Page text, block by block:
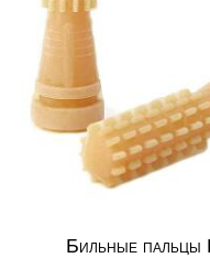
Бильные пальцы